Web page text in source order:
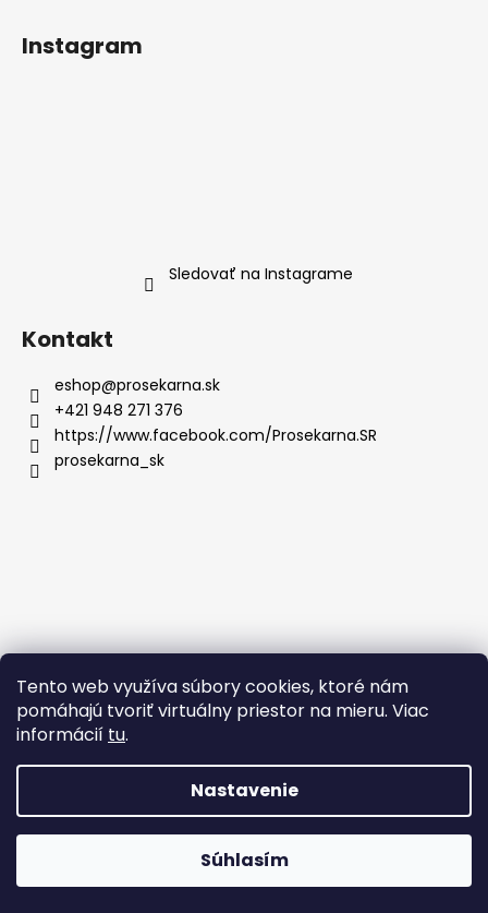
Tento web využíva súbory cookies, ktoré nám
pomáhajú tvoriť virtuálny priestor na mieru. Viac
informácií tu.
Nastavenie
Súhlasím
Instagram
Sledovať na Instagrame
Kontakt
eshop@prosekarna.sk
+421 948 271 376
https://www.facebook.com/Prosekarna.SR
prosekarna_sk
Prosekárna.sk. Všetky práva vyhradené.